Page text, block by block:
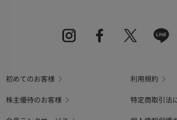
初めてのお客様
利用規約
株主優待のお客様
特定商取引法